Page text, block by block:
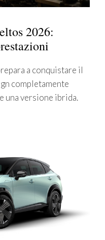
2026:
a conquistare il
completamente
una versione ibrida.